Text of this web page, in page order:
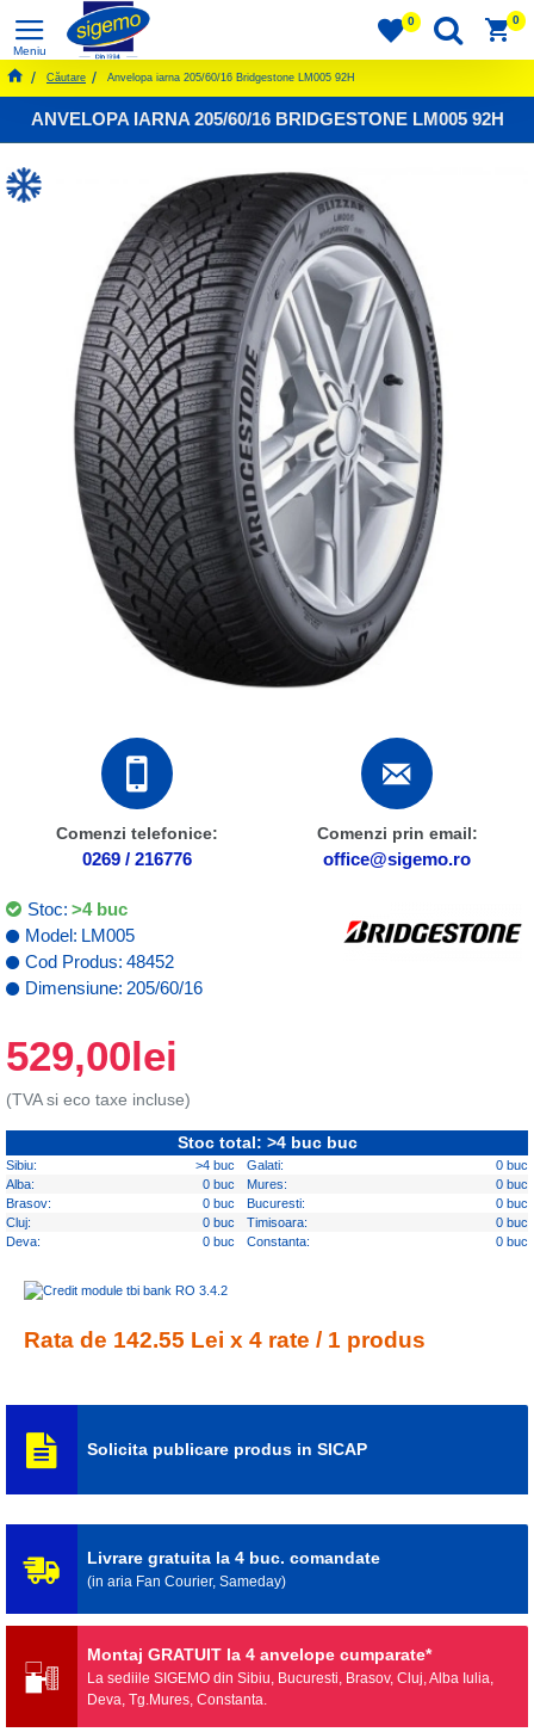
0 0
Căutare Anvelopa iarna 205/60/16 Bridgestone LM005 92H
ANVELOPA IARNA 205/60/16 BRIDGESTONE LM005 92H
Comenzi telefonice:
0269 / 216776
Comenzi prin email:
office@sigemo.ro
529,00lei
(TVA si eco taxe incluse)
Stoc: >4 buc
Model: LM005
Cod Produs: 48452
Dimensiune: 205/60/16
Stoc total: >4 buc buc
Sibiu: >4 buc Galati:
0 buc
Alba:
0 buc Mures:
0 buc
Brasov:
0 buc Bucuresti:
0 buc
Cluj:
0 buc Timisoara:
0 buc
Deva:
0 buc Constanta: 0 buc
Rata de 142.55 Lei x 4 rate / 1 produs
Solicita publicare produs in SICAP
Livrare gratuita la 4 buc. comandate
(in aria Fan Courier, Sameday)
Montaj GRATUIT la 4 anvelope cumparate*
La sediile SIGEMO din Sibiu, Bucuresti, Brasov, Cluj, Alba Iulia,
Deva, Tg.Mures, Constanta.